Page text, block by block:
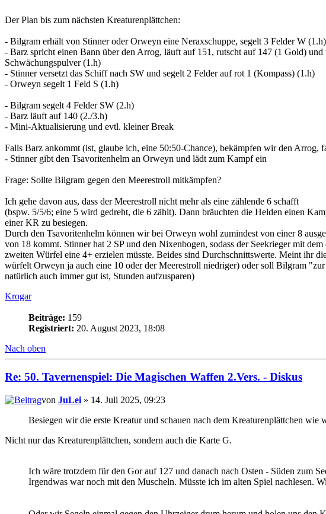
Der Plan bis zum nächsten Kreaturenplättchen:
- Bilgram erhält von Stinner oder Orweyn eine Neraxschuppe, segelt 3 Felder W (1.h)
- Barz spricht einen Bann über den Arrog, läuft auf 151, rutscht auf 147 (1 Gold) und
Schwächungspulver (1.h)
- Stinner versetzt das Schiff nach SW und segelt 2 Felder auf rot 1 (Kompass) (1.h)
- Orweyn segelt 1 Feld S (1.h)
- Bilgram segelt 4 Felder SW (2.h)
- Barz läuft auf 140 (2./3.h)
- Mini-Aktualisierung und evtl. kleiner Break
Falls Barz ankommt (ist, glaube ich, eine 50:50-Chance), bekämpfen wir den Arrog,
- Stinner gibt den Tsavoritenhelm an Orweyn und lädt zum Kampf ein
Frage: Sollte Bilgram gegen den Meerestroll mitkämpfen?
Ich gehe davon aus, dass der Meerestroll nicht mehr als eine zählende 6 schafft
(bspw. 5/5/6; eine 5 wird gedreht, die 6 zählt). Dann bräuchten die Helden einen
einer KR zu besiegen.
Durch den Tsavoritenhelm können wir bei Orweyn wohl zumindest von einer 8
von 18 kommt. Stinner hat 2 SP und den Nixenbogen, sodass der Seekrieger mit
zweiten Würfel eine 4+ erzielen müsste. Beides sind Durchschnittswerte. Meint ihr
würfelt Orweyn ja auch eine 10 oder der Meerestroll niedriger) oder soll Bilgram
natürlich auch immer gut ist, Stunden aufzusparen)
Krogar
Beiträge: 159
Registriert: 20. August 2023, 18:08
Nach oben
Re: 50. Tavernenspiel: Die Magischen Waffen 2.Vers. - Diskus
von JuLei » 14. Juli 2025, 09:23
Besiegen wir die erste Kreatur und schauen nach dem Kreaturenplättchen wie
Nicht nur das Kreaturenplättchen, sondern auch die Karte G.
Ich wäre trotzdem für den Gor auf 127 und danach nach Osten - Süden zum
Irgendwas war noch mit den Muscheln. Müsste ich im alten Spiel nachlesen.